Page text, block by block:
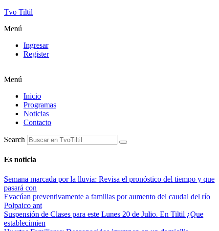
Tvo Tiltil
Menú
Ingresar
Register
Menú
Inicio
Programas
Noticias
Contacto
Search
Es noticia
Semana marcada por la lluvia: Revisa el pronóstico del tiempo y que
pasará con
Evacúan preventivamente a familias por aumento del caudal del río
Polpaico ant
Suspensión de Clases para este Lunes 20 de Julio. En Tiltil ¿Que
establecimien